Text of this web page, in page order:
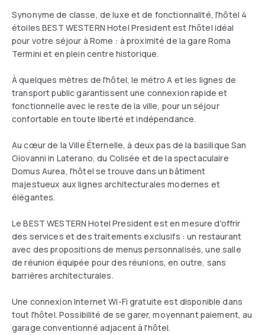
Synonyme de classe, de luxe et de fonctionnalité, l'hôtel 4
étoiles BEST WESTERN Hotel President est l'hôtel idéal
pour votre séjour à Rome : à proximité de la gare Roma
Termini et en plein centre historique.
À quelques mètres de l'hôtel, le métro A et les lignes de
transport public garantissent une connexion rapide et
fonctionnelle avec le reste de la ville, pour un séjour
confortable en toute liberté et indépendance.
Au cœur de la Ville Éternelle, à deux pas de la basilique San
Giovanni in Laterano, du Colisée et de la spectaculaire
Domus Aurea, l'hôtel se trouve dans un bâtiment
majestueux aux lignes architecturales modernes et
élégantes.
Le BEST WESTERN Hotel President est en mesure d'offrir
des services et des traitements exclusifs : un restaurant
avec des propositions de menus personnalisés, une salle
de réunion équipée pour des réunions, en outre, sans
barrières architecturales.
Une connexion Internet Wi-Fi gratuite est disponible dans
tout l'hôtel. Possibilité de se garer, moyennant paiement, au
garage conventionné adjacent à l'hôtel.